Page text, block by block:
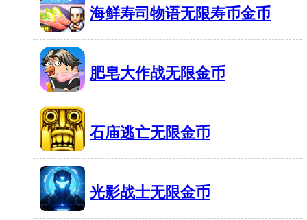
限
海鲜寿司物语无限寿币金币
37MB
肥皂大作战无限金币
58MB 有1719人在玩
石庙逃亡无限金币
42MB 有1657人在玩
光影战士无限金币